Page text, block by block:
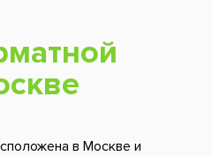
в Москве и